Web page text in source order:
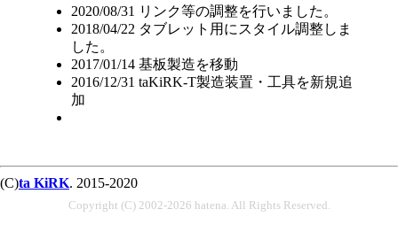
2020/08/31 リンク等の調整を行いました。
2018/04/22 タブレット用にスタイル調整しま
した。
2017/01/14 基板製造を移動
2016/12/31 taKiRK-T製造装置・工具を新規追
加
(C)ta KiRK. 2015-2020
Copyright (C) 2002-2026 hatena. All Rights Reserved.